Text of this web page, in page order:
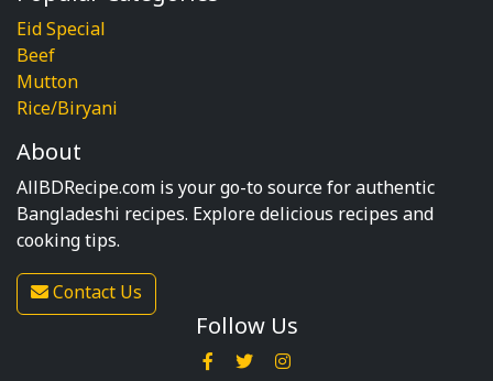
Eid Special
Beef
Mutton
Rice/Biryani
About
AllBDRecipe.com is your go-to source for authentic
Bangladeshi recipes. Explore delicious recipes and
cooking tips.
Contact Us
Follow Us